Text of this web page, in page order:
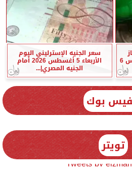
الطبيعي في مصر اليوم الخميس 6
سعر الجنيه الإسترليني اليوم
الأربعاء 5 أغسطس 2026 أمام
الجنيه المصري|...
بوك
تويتر
Tweets by